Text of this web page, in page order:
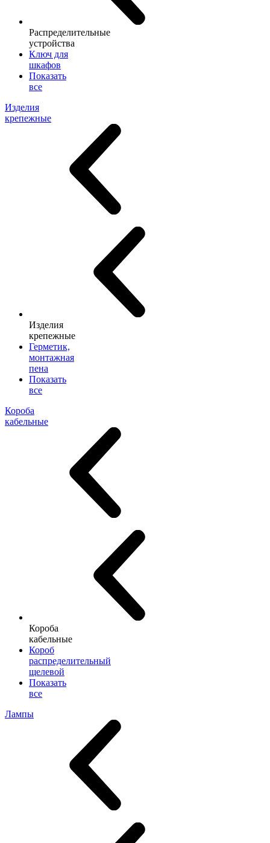
Распределительные
устройства
Ключ для
шкафов
Показать
все
Изделия
крепежные
Изделия
крепежные
Герметик,
монтажная
пена
Показать
все
Короба
кабельные
Короба
кабельные
Короб
распределительный
щелевой
Показать
все
Лампы